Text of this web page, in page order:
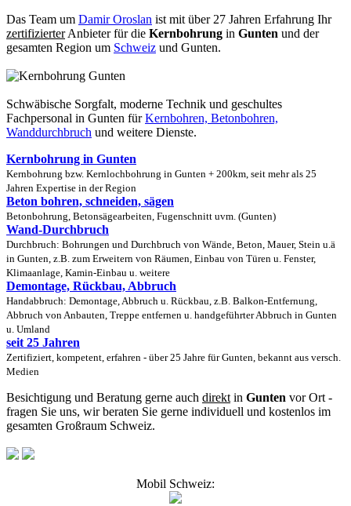
Das Team um Damir Oroslan ist mit über 27 Jahren Erfahrung Ihr
zertifizierterAnbieter für die Kernbohrung in Gunten und der
gesamten Region um Schweiz und Gunten.
Schwäbische Sorgfalt, moderne Technik und geschultes
Fachpersonal in Gunten fürKernbohren, Betonbohren,
Wanddurchbruch und weitere Dienste.
Kernbohrung in Gunten
Kernbohrung bzw. Kernlochbohrung in Gunten + 200km, seit mehr als 25
Jahren Expertise in der Region
Beton bohren, schneiden, sägen
Betonbohrung, Betonsägearbeiten, Fugenschnitt uvm. (Gunten)
Wand-Durchbruch
Durchbruch: Bohrungen und Durchbruch von Wände, Beton, Mauer, Stein u.ä
in Gunten, z.B. zum Erweitern von Räumen, Einbau von Türen u. Fenster,
Klimaanlage, Kamin-Einbau u. weitere
Demontage, Rückbau, Abbruch
Handabbruch: Demontage, Abbruch u. Rückbau, z.B. Balkon-Entfernung,
Abbruch von Anbauten, Treppe entfernen u. handgeführter Abbruch in Gunten
u. Umland
seit 25 Jahren
Zertifiziert, kompetent, erfahren - über 25 Jahre für Gunten, bekannt aus versch.
Medien
Besichtigung und Beratung gerne auch direkt in Gunten vor Ort -
fragen Sie uns, wir beraten Sie gerne individuell und kostenlos im
gesamten Großraum Schweiz.
Mobil Schweiz: